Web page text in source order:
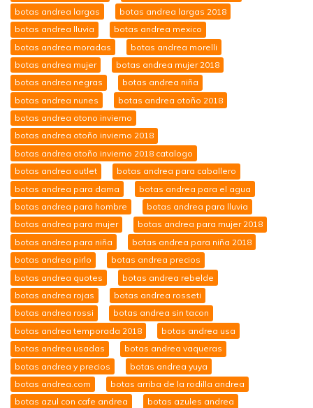
botas andrea largas
botas andrea largas 2018
botas andrea lluvia
botas andrea mexico
botas andrea moradas
botas andrea morelli
botas andrea mujer
botas andrea mujer 2018
botas andrea negras
botas andrea niña
botas andrea nunes
botas andrea otoño 2018
botas andrea otono invierno
botas andrea otoño invierno 2018
botas andrea otoño invierno 2018 catalogo
botas andrea outlet
botas andrea para caballero
botas andrea para dama
botas andrea para el agua
botas andrea para hombre
botas andrea para lluvia
botas andrea para mujer
botas andrea para mujer 2018
botas andrea para niña
botas andrea para niña 2018
botas andrea pirlo
botas andrea precios
botas andrea quotes
botas andrea rebelde
botas andrea rojas
botas andrea rosseti
botas andrea rossi
botas andrea sin tacon
botas andrea temporada 2018
botas andrea usa
botas andrea usadas
botas andrea vaqueras
botas andrea y precios
botas andrea yuya
botas andrea.com
botas arriba de la rodilla andrea
botas azul con cafe andrea
botas azules andrea